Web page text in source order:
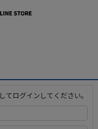
てログインしてください。